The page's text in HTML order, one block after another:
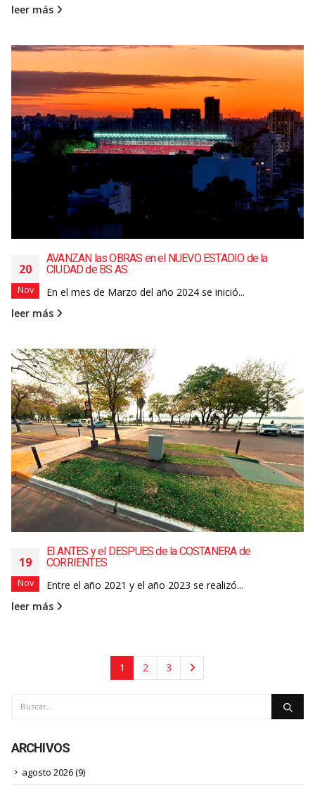
leer más
20
Nov
AVANZAN las OBRAS en el NUEVO ESTADIO de la
CIUDAD de BS AS
En el mes de Marzo del año 2024 se inició...
leer más
19
Nov
El ANTES y el DESPUES de la COSTANERA de
CORRIENTES
Entre el año 2021 y el año 2023 se realizó...
leer más
1 2 3
ARCHIVOS
agosto 2026(9)